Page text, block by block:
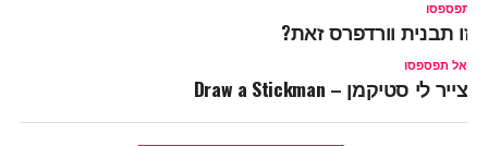
תפספסו
תבנית וורדפרס זאת?
אל תפספסו
צייר לי סטיקמן – Draw a Stickman